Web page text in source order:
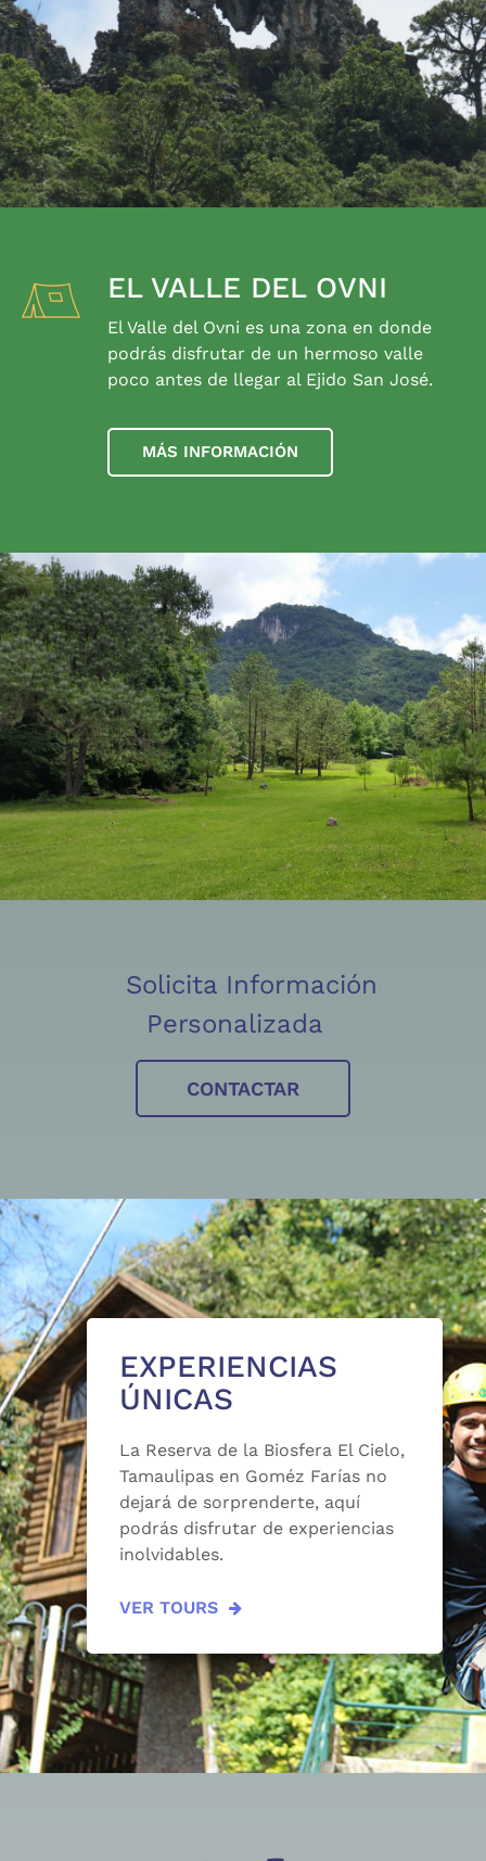
EL VALLE DEL OVNI
El Valle del Ovni es una zona en donde
podrás disfrutar de un hermoso valle
poco antes de llegar al Ejido San José.
MÁS INFORMACIÓN
Solicita Información
Personalizada
CONTACTAR
EXPERIENCIAS
ÚNICAS
La Reserva de la Biosfera El Cielo,
Tamaulipas en Goméz Farías no
dejará de sorprenderte, aquí
podrás disfrutar de experiencias
inolvidables.
VER TOURS